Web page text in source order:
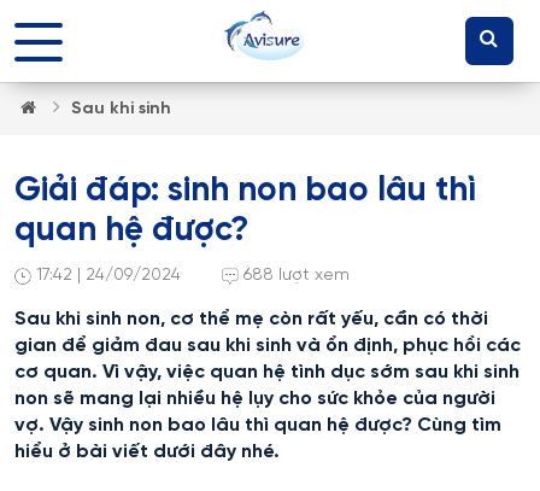
Sau khi sinh
Giải đáp: sinh non bao lâu thì
quan hệ được?
17:42 | 24/09/2024 688 lượt xem
Sau khi sinh non, cơ thể mẹ còn rất yếu, cần có thời
gian để giảm đau sau khi sinh và ổn định, phục hồi các
cơ quan. Vì vậy, việc quan hệ tình dục sớm sau khi sinh
non sẽ mang lại nhiều hệ lụy cho sức khỏe của người
vợ. Vậy sinh non bao lâu thì quan hệ được? Cùng tìm
hiểu ở bài viết dưới đây nhé.